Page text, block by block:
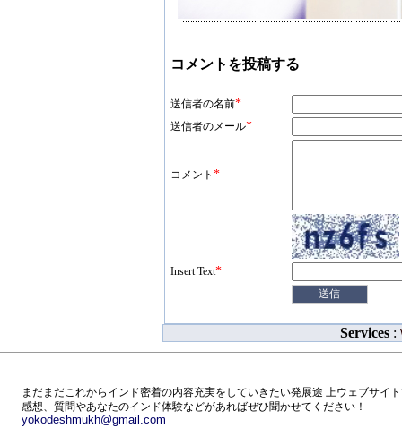
コメントを投稿する
送信者の名前*
送信者のメール*
コメント *
Insert Text*
Services :
まだまだこれからインド密着の内容充実をしていきたい発展途 上ウェブサイ
感想、質問やあなたのインド体験などがあればぜひ聞かせてください！
yokodeshmukh@gmail.com